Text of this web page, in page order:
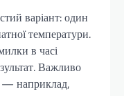
варіант: один
температури.
в часі
Важливо
— наприклад,